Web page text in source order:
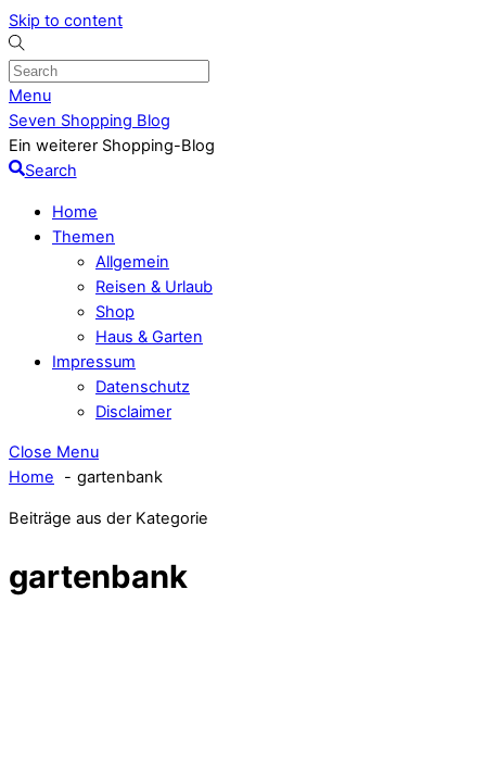
Skip to content
Menu
Seven Shopping Blog
Ein weiterer Shopping-Blog
Search
Home
Themen
Allgemein
Reisen & Urlaub
Shop
Haus & Garten
Impressum
Datenschutz
Disclaimer
Close Menu
Home
gartenbank
Beiträge aus der Kategorie
gartenbank